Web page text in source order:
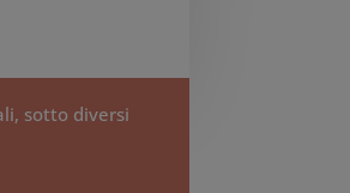
sotto diversi